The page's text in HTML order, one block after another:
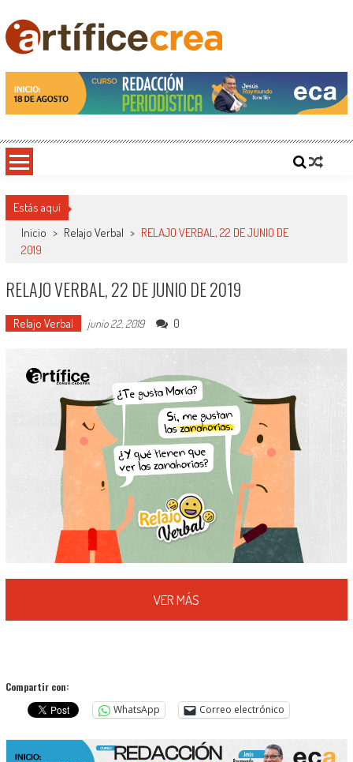
contenido
Artificecrea
Blog de Artífice Comunicadores, elaboramos contenidos periodísticos y editoriales en
diversos formatos, capacitamos en temas de comunicación y educación.
Estás aquí
Inicio > Relajo Verbal > RELAJO VERBAL, 22 DE JUNIO DE
2019
RELAJO VERBAL, 22 DE JUNIO DE 2019
Relajo Verbal junio 22, 2019 0
VER MÁS
Compartir con:
WhatsApp
Correo electrónico